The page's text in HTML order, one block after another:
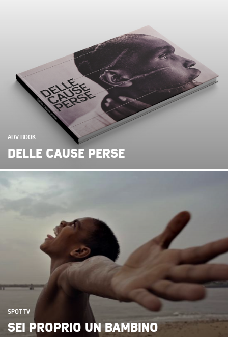
ADV BOOK
DELLE CAUSE PERSE
SPOT TV
SEI PROPRIO UN BAMBINO